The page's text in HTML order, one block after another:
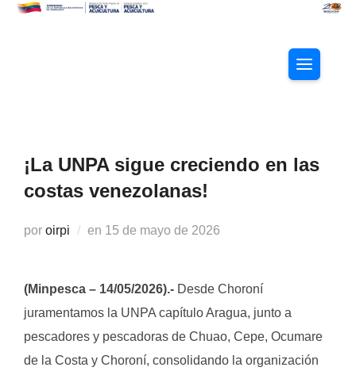
Saltar
¡La UNPA sigue creciendo en las
costas venezolanas!
por oirpi en Publicado
15 de mayo de 2026
(Minpesca – 14/05/2026).- Desde Choroní
juramentamos la UNPA capítulo Aragua, junto a
pescadores y pescadoras de Chuao, Cepe, Ocumare
de la Costa y Choroní, consolidando la organización